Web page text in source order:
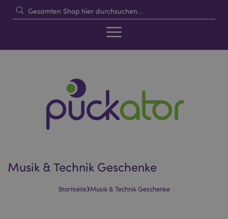
Musik & Technik Geschenke
Startseite›Musik & Technik Geschenke